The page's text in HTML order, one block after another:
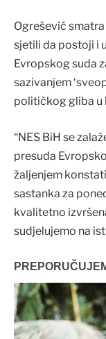
Ogrešević
sjetili da postoji i
Evropskog suda
sazivanjem
političkog gliba u
“NES BiH se
presuda
žaljenjem
sastanka za
kvalitetno
sudjelujemo na